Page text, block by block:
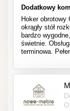
Dodatkowy
Hoker obrotowy
okrągły stół
bardzo
świetnie.
terminowa.